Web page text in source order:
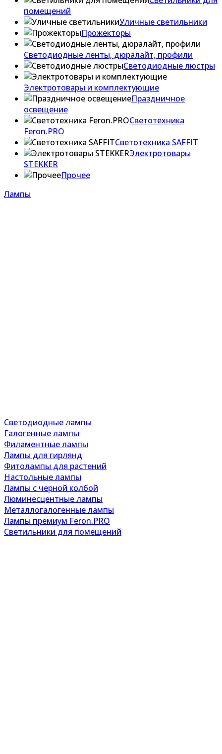
помещений
Уличные светильники
Прожекторы
Светодиодные ленты, дюралайт, профили
Светодиодные люстры
Электротовары и комплектующие
Праздничное
освещение
Светотехника
Feron.PRO
Светотехника SAFFIT
Электротовары
STEKKER
Прочее
Лампы
Светодиодные лампы
Галогенные лампы
Филаментные лампы
Лампы для гирлянд
Фитолампы для растений
Настольные лампы
Лампы с черной колбой
Люминесцентные лампы
Металлогалогенные лампы
Лампы премиум Feron.PRO
Светильники для помещений